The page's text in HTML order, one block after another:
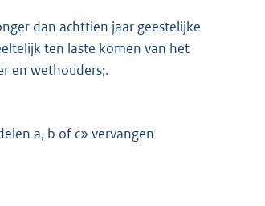
dan achttien jaar geestelijke
ten laste komen van het
en wethouders;.
a, b of c» vervangen